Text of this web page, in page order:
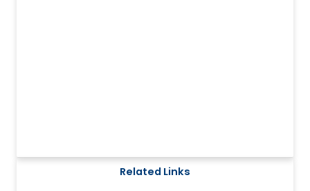
Related Links